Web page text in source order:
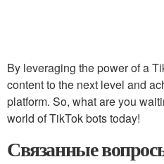
By leveraging the power of a
content to the next level and
platform. So, what are you
world of TikTok bots today!
Связанные